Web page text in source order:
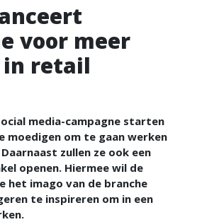
voor meer
in retail
media-campagne starten
moedigen om te gaan werken
zullen ze ook een
openen. Hiermee wil de
het imago van de branche
te inspireren om in een